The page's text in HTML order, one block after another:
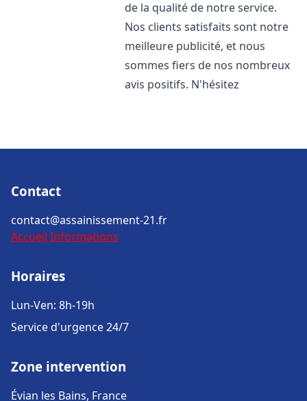
de la qualité de notre service.
Nos clients satisfaits sont notre
meilleure publicité, et nous
sommes fiers de nos nombreux
avis positifs. N'hésitez
Contact
contact@assainissement-21.fr
Accueil Informations
Horaires
Lun-Ven: 8h-19h
Service d'urgence 24/7
Zone intervention
Évian les Bains, France